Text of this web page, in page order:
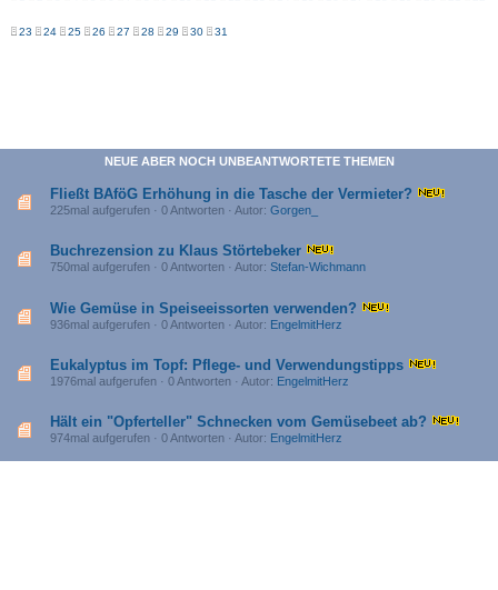
23 24 25 26 27 28 29 30 31
NEUE ABER NOCH UNBEANTWORTETE THEMEN
Fließt BAföG Erhöhung in die Tasche der Vermieter?
225mal aufgerufen · 0 Antworten · Autor: Gorgen_
Buchrezension zu Klaus Störtebeker
750mal aufgerufen · 0 Antworten · Autor: Stefan-Wichmann
Wie Gemüse in Speiseeissorten verwenden?
936mal aufgerufen · 0 Antworten · Autor: EngelmitHerz
Eukalyptus im Topf: Pflege- und Verwendungstipps
1976mal aufgerufen · 0 Antworten · Autor: EngelmitHerz
Hält ein "Opferteller" Schnecken vom Gemüsebeet ab?
974mal aufgerufen · 0 Antworten · Autor: EngelmitHerz